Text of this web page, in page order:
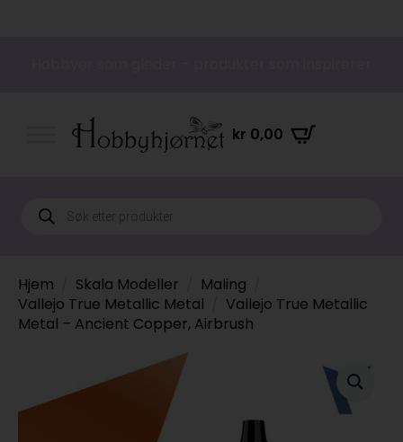
kr 0,00
Products
search
Hjem Skala Modeller
Maling
Vallejo True Metallic Metal
Vallejo True Metallic
Metal – Ancient Copper, Airbrush